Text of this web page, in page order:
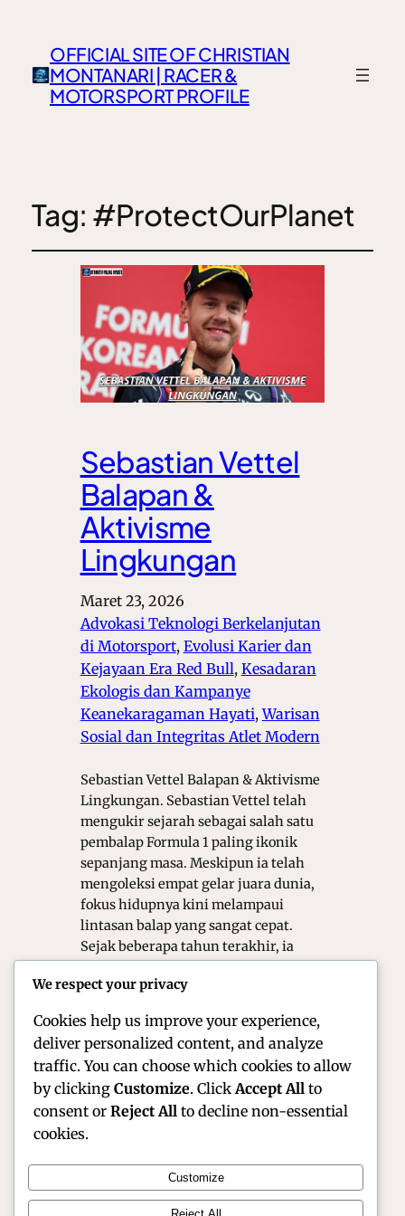
OFFICIAL SITE OF CHRISTIAN
MONTANARI | RACER &
MOTORSPORT PROFILE
Tag: #ProtectOurPlanet
Sebastian Vettel
Balapan &
Aktivisme
Lingkungan
Maret 23, 2026
Advokasi Teknologi Berkelanjutan
di Motorsport, Evolusi Karier dan
Kejayaan Era Red Bull, Kesadaran
Ekologis dan Kampanye
Keanekaragaman Hayati, Warisan
Sosial dan Integritas Atlet Modern
Sebastian Vettel Balapan & Aktivisme
Lingkungan. Sebastian Vettel telah
mengukir sejarah sebagai salah satu
pembalap Formula 1 paling ikonik
sepanjang masa. Meskipun ia telah
mengoleksi empat gelar juara dunia,
fokus hidupnya kini melampaui
lintasan balap yang sangat cepat.
Sejak beberapa tahun terakhir, ia
advokat lingkungan yang sangat
We respect your privacy
Cookies help us improve your experience,
deliver personalized content, and analyze
traffic. You can choose which cookies to allow
by clicking Customize. Click Accept All to
consent or Reject All to decline non-essential
cookies.
Customize